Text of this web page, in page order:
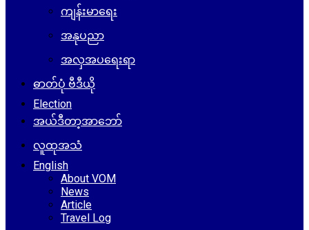
ကျန်းမာရေး
အနုပညာ
အလှအပရေးရာ
ဓာတ်ပုံ ဗီဒီယို
Election
အယ်ဒီတာ့အာဘော်
လူထုအသံ
English
About VOM
News
Article
Travel Log